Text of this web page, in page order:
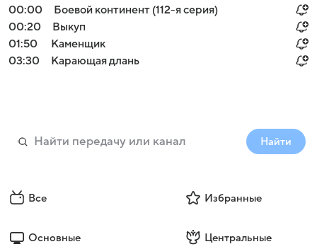
00:00
Боевой континент (112-я серия)
00:20
Выкуп
01:50
Каменщик
03:30
Карающая длань
Найти
Все Избранные
Основные Центральные